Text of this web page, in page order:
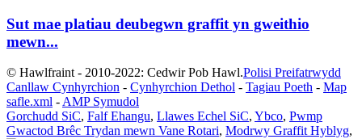
Sut mae platiau deubegwn graffit yn gweithio
mewn...
© Hawlfraint - 2010-2022: Cedwir Pob Hawl.Polisi Preifatrwydd
Canllaw Cynhyrchion - Cynhyrchion Dethol - Tagiau Poeth - Map
safle.xml - AMP Symudol
Gorchudd SiC, Falf Ehangu, Llawes Echel SiC, Ybco, Pwmp
Gwactod Brêc Trydan mewn Vane Rotari, Modrwy Graffit Hyblyg,